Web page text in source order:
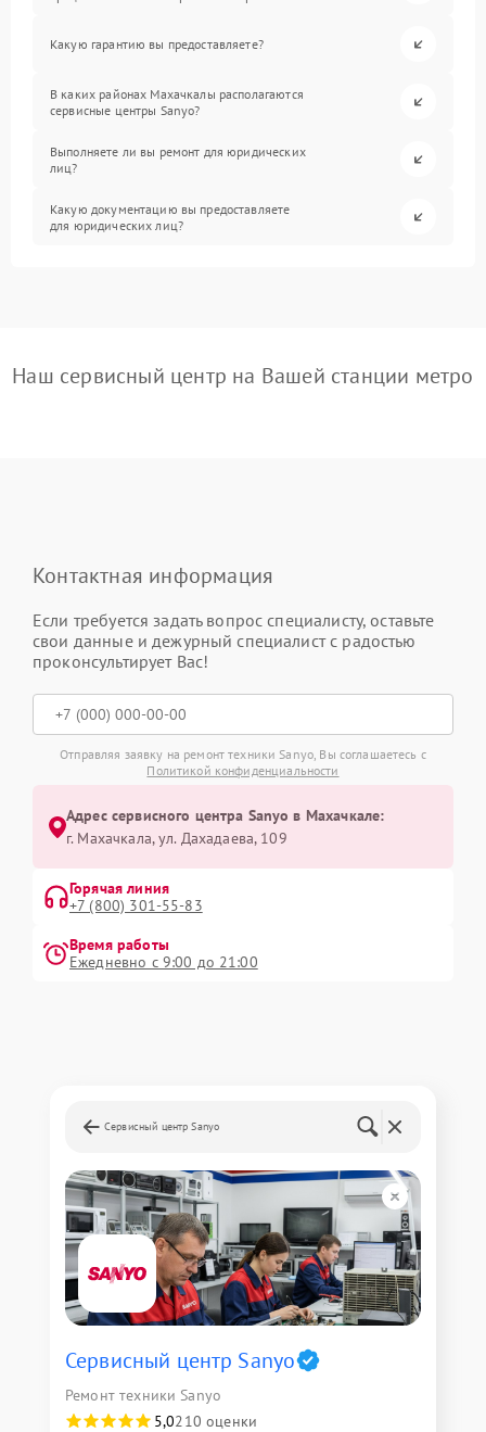
Какую гарантию вы предоставляете?
В каких районах Махачкалы располагаются
сервисные центры Sanyo?
Выполняете ли вы ремонт для юридических
лиц?
Какую документацию вы предоставляете
для юридических лиц?
Наш сервисный центр на Вашей станции метро
Контактная информация
Если требуется задать вопрос специалисту, оставьте
свои данные и дежурный специалист с радостью
проконсультирует Вас!
Отправляя заявку на ремонт техники Sanyo, Вы соглашаетесь с
Политикой конфиденциальности
Адрес сервисного центра Sanyo в Махачкале:
г. Махачкала, ул. Дахадаева, 109
Горячая линия
+7 (800) 301-55-83
Время работы
Ежедневно с 9:00 до 21:00
Сервисный центр Sanyo
Сервисный центр Sanyo
Ремонт техники Sanyo
5,0210 оценки